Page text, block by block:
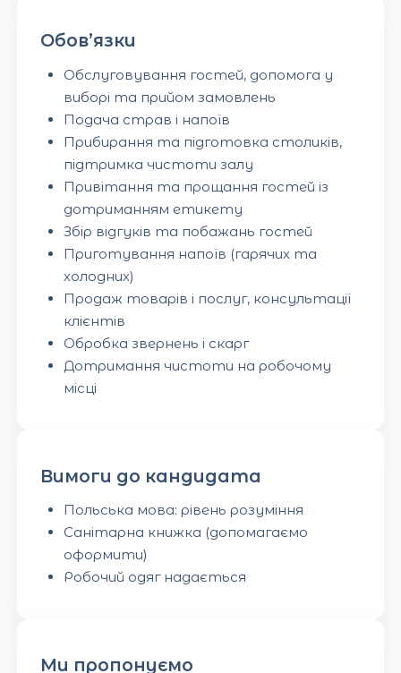
Обов’язки
Обслуговування гостей, допомога у
виборі та прийом замовлень
Подача страв і напоїв
Прибирання та підготовка столиків,
підтримка чистоти залу
Привітання та прощання гостей із
дотриманням етикету
Збір відгуків та побажань гостей
Приготування напоїв (гарячих та
холодних)
Продаж товарів і послуг, консультації
клієнтів
Обробка звернень і скарг
Дотримання чистоти на робочому
місці
Вимоги до кандидата
Польська мова: рівень розуміння
Санітарна книжка (допомагаємо
оформити)
Робочий одяг надається
Ми пропонуємо